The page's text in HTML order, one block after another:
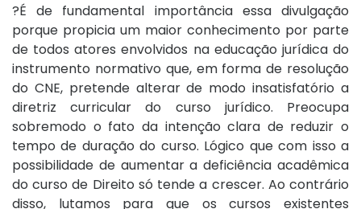
?É de fundamental importância essa divulgação
porque propicia um maior conhecimento por parte
de todos atores envolvidos na educação jurídica do
instrumento normativo que, em forma de resolução
do CNE, pretende alterar de modo insatisfatório a
diretriz curricular do curso jurídico. Preocupa
sobremodo o fato da intenção clara de reduzir o
tempo de duração do curso. Lógico que com isso a
possibilidade de aumentar a deficiência acadêmica
do curso de Direito só tende a crescer. Ao contrário
disso, lutamos para que os cursos existentes